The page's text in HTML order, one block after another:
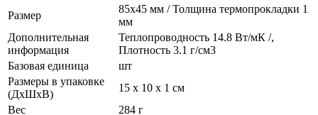
Размер
85x45 мм / Толщина термопрокладки 1
мм
Дополнительная
информация
Теплопроводность 14.8 Вт/мК /,
Плотность 3.1 г/см3
Базовая единица
шт
Размеры в упаковке
(ДхШхВ)
15 x 10 x 1 см
Вес
284 г